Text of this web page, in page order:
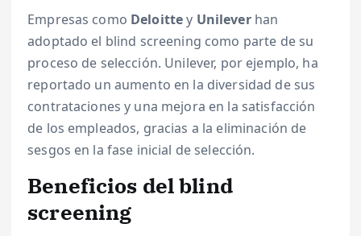
Empresas como Deloittey Unileverhan
adoptado el blind screening como parte de su
proceso de selección. Unilever, por ejemplo, ha
reportado un aumento en la diversidad de sus
contrataciones y una mejora en la satisfacción
de los empleados, gracias a la eliminación de
sesgos en la fase inicial de selección.
Beneficios del blind
screening